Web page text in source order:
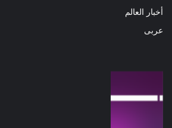
أخبار العالم
عربى